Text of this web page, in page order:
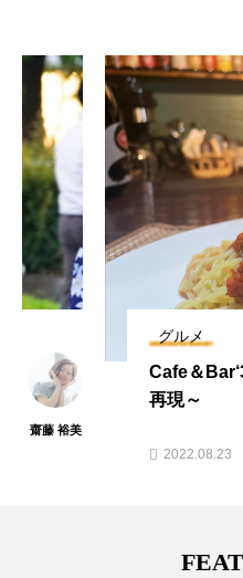
Cafe＆Bar‘39 thirty
再現～